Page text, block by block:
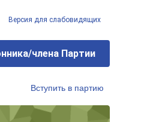
Версия для слабовидящих
члена Партии
Вступить в партию